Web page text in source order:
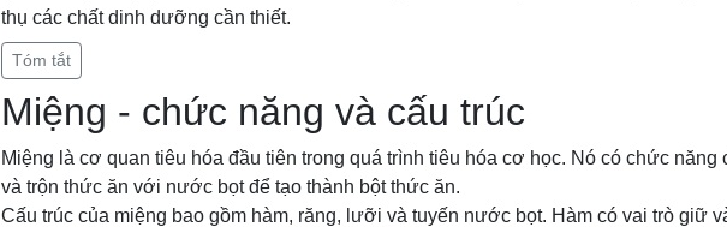
thụ các chất dinh dưỡng cần thiết.
Tóm tắt
Miệng - chức năng và cấu trúc
Miệng là cơ quan tiêu hóa đầu tiên trong quá trình tiêu hóa cơ học. Nó có chức năng
và trộn thức ăn với nước bọt để tạo thành bột thức ăn.
Cấu trúc của miệng bao gồm hàm, răng, lưỡi và tuyến nước bọt. Hàm có vai trò giữ